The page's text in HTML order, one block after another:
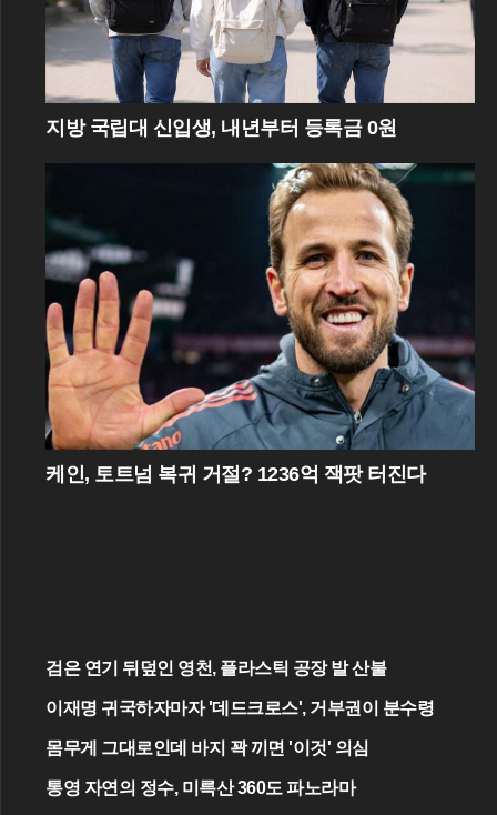
지방 국립대 신입생, 내년부터 등록금 0원
케인, 토트넘 복귀 거절? 1236억 잭팟 터진다
검은 연기 뒤덮인 영천, 플라스틱 공장 발 산불
이재명 귀국하자마자 '데드크로스', 거부권이 분수령
몸무게 그대로인데 바지 꽉 끼면 '이것' 의심
통영 자연의 정수, 미륵산 360도 파노라마